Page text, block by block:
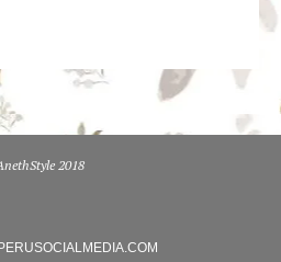
2018